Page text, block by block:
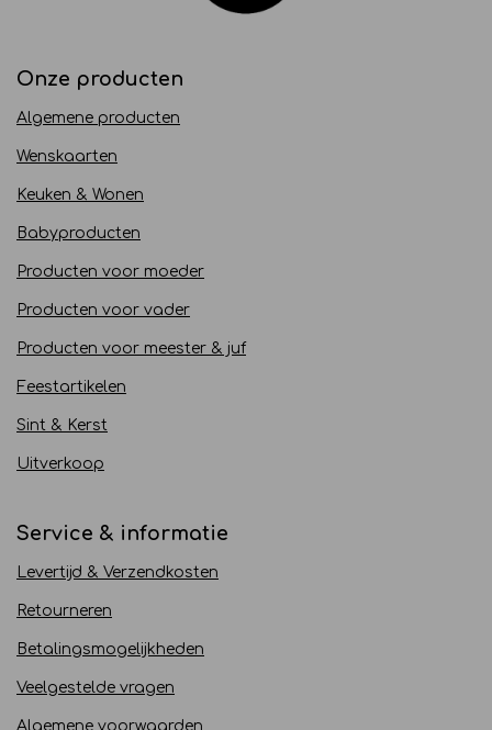
Onze producten
Algemene producten
Wenskaarten
Keuken & Wonen
Babyproducten
Producten voor moeder
Producten voor vader
Producten voor meester & juf
Feestartikelen
Sint & Kerst
Uitverkoop
Service & informatie
Levertijd & Verzendkosten
Retourneren
Betalingsmogelijkheden
Veelgestelde vragen
Algemene voorwaarden